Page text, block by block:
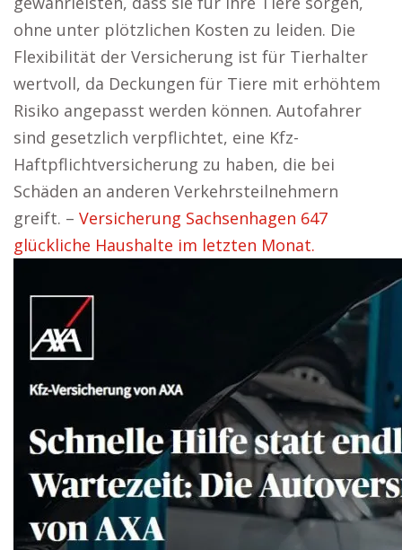
ohne unter plötzlichen Kosten zu leiden. Die
Flexibilität der Versicherung ist für Tierhalter
wertvoll, da Deckungen für Tiere mit erhöhtem
Risiko angepasst werden können. Autofahrer
sind gesetzlich verpflichtet, eine Kfz-
Haftpflichtversicherung zu haben, die bei
Schäden an anderen Verkehrsteilnehmern
greift. – Versicherung Sachsenhagen 647
glückliche Haushalte im letzten Monat.